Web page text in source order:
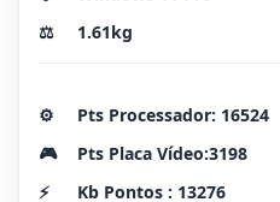
⚖️
1.61kg
⚙️
Pts Processador: 16524
🎮
Pts Placa Vídeo:3198
⚡
Kb Pontos : 13276